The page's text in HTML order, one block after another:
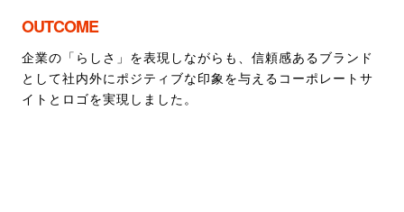
OUTCOME
企業の「らしさ」を表現しながらも、信頼感あるブランド
として社内外にポジティブな印象を与えるコーポレートサ
イトとロゴを実現しました。